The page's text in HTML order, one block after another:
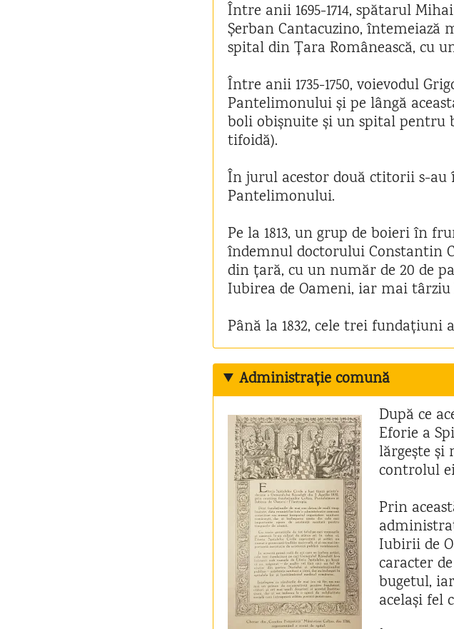
Între anii 1695-1714, spătarul
Șerban Cantacuzino, întemeiază
spital din Țara Românească, cu
Între anii 1735-1750, voievodul
Pantelimonului și pe lângă
boli obișnuite și un spital pentru
tifoidă).
În jurul acestor două ctitorii s-
Pantelimonului.
Pe la 1813, un grup de boieri în
îndemnul doctorului Constantin
din țară, cu un număr de 20 de
Iubirea de Oameni, iar mai
Până la 1832, cele trei fundațiuni
Administrație comună
După ce
Eforie a
lărgește
controlul
Prin
Iubirii de
caracter
bugetul,
același fel